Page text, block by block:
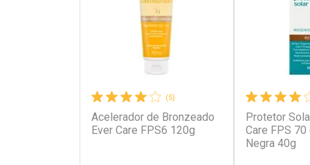
Ativar Desconto Ativar
(5)
Acelerador de Bronzeado
Ever Care FPS6 120g
Protetor
Care FPS
Negra 40g